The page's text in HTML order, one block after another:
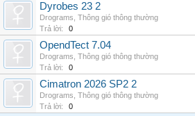
Dyrobes 23 2
Drograms Thông gió thông thường
Trả lời:
0
OpendTect 7.04
Drograms Thông gió thông thường
Trả lời:
0
Cimatron 2026 SP2 2
Drograms Thông gió thông thường
Trả lời:
0